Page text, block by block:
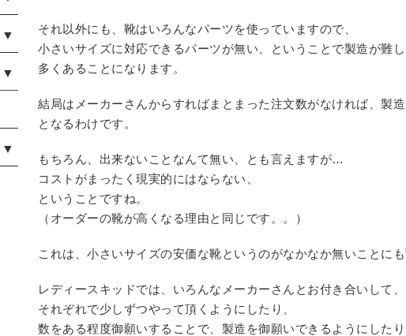
それ以外にも、靴はいろんなパーツを使っていますので、
小さいサイズに対応できるパーツが無い、ということで製造が難
多くあることになります。
結局はメーカーさんからすればまとまった注文数がなければ、製造
となるわけです。
もちろん、出来ないことなんて無い、とも言えますが…
コストがまったく現実的にはならない、
ということですね。
（オーダーの靴が高くなる理由と同じです。。）
これは、小さいサイズの安価な靴というのがなかなか無いことにも
レディースキッドでは、いろんなメーカーさんとお付き合いして、
それぞれで少しずつやって頂くようにしたり、
数をある程度御願いすることで、製造を御願いできるようにしたり